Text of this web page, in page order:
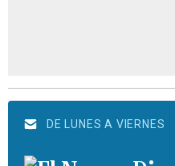
DE LUNES A VIERNES